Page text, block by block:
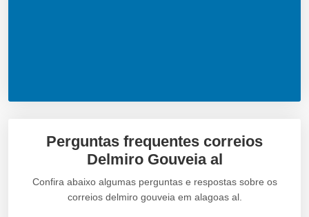
Perguntas frequentes correios
Delmiro Gouveia al
Confira abaixo algumas perguntas e respostas sobre os
correios delmiro gouveia em alagoas al.